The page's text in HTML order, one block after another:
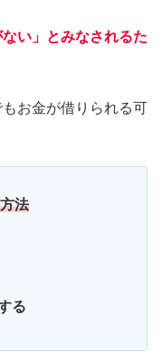
い」とみなされるた
お金が借りられる可
法
る